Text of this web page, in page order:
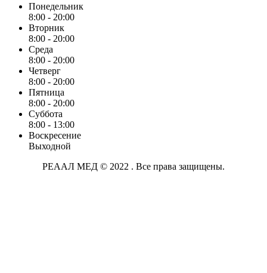
Понедельник
8:00 - 20:00
Вторник
8:00 - 20:00
Среда
8:00 - 20:00
Четверг
8:00 - 20:00
Пятница
8:00 - 20:00
Суббота
8:00 - 13:00
Воскресение
Выходной
РЕААЛ МЕД © 2022 . Все права защищены.